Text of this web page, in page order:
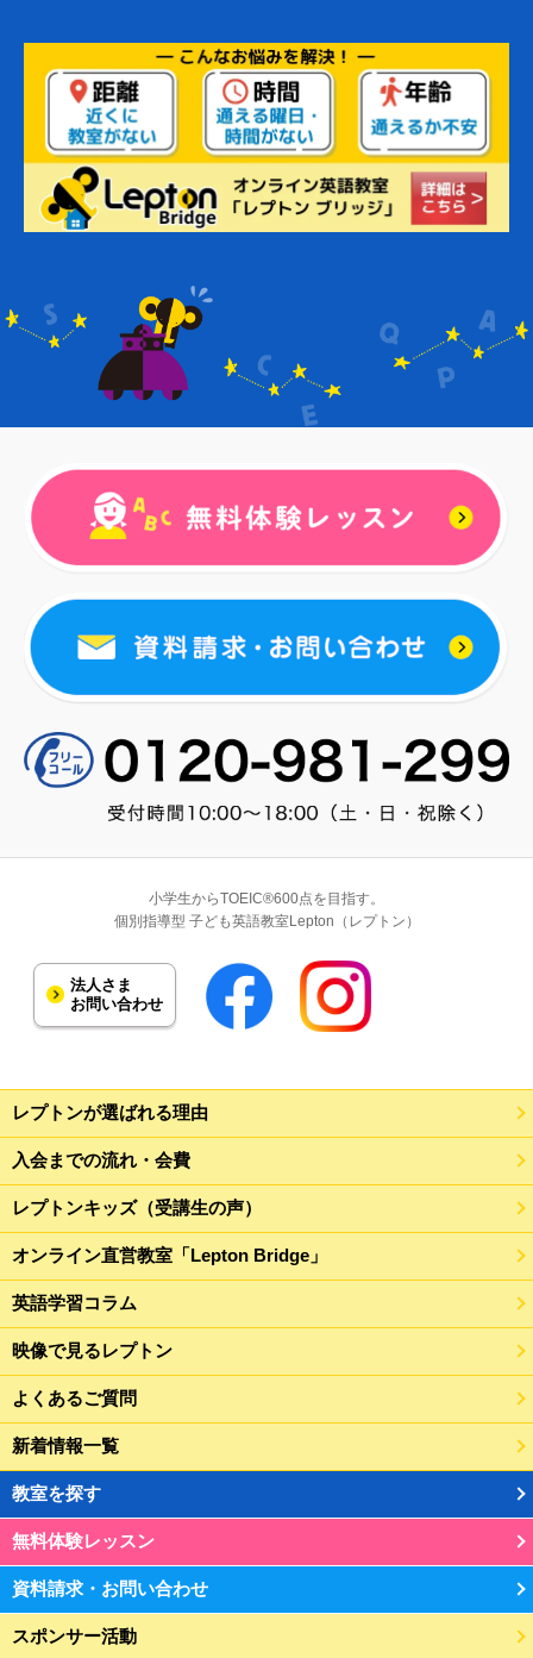
小学生からTOEIC®600点を目指す。
個別指導型 子ども英語教室Lepton（レプトン）
法人さま
お問い合わせ
レプトンが選ばれる理由
入会までの流れ・会費
レプトンキッズ（受講生の声）
オンライン直営教室「Lepton Bridge」
英語学習コラム
映像で見るレプトン
よくあるご質問
新着情報一覧
教室を探す
無料体験レッスン
資料請求・お問い合わせ
スポンサー活動